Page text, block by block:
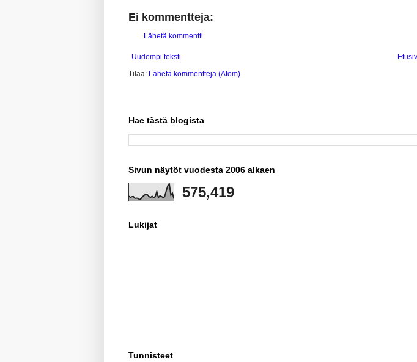
Ei kommentteja:
Lähetä kommentti
Uudempi teksti
Tilaa: Lähetä kommentteja (Atom)
Hae tästä blogista
Sivun näytöt vuodesta 2006 alkaen
575,419
Lukijat
Tunnisteet